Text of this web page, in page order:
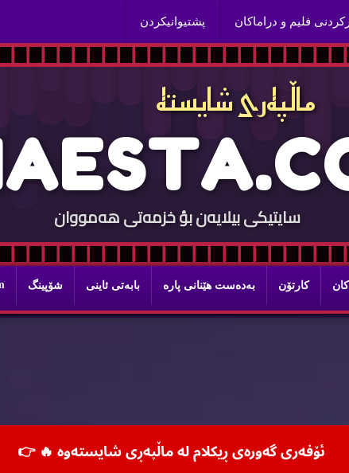
فلیم و دراماكان پشتیوانیكردن
ماڵپه‌ری شایسته‌
AESTA.C
سایتيكی بيلایه‌ن بؤ خزمه‌تی هه‌مووان
كارتۆن به‌ده‌ست هێنانی پاره‌ بابه‌تی ئاینی شۆپینگ
ئۆفه‌ری گه‌وره‌ی ڕیكلام له‌ ماڵپه‌ڕی شایسته‌وه‌ 🔥👉